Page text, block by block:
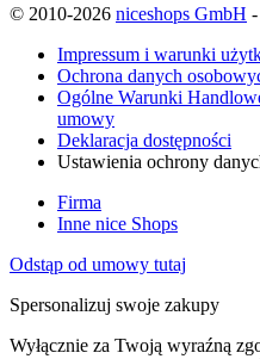
© 2010-2026 niceshops GmbH
Impressum i warunki
Ochrona danych
Ogólne Warunki
umowy
Deklaracja dostępności
Ustawienia ochrony
Firma
Inne nice Shops
Odstąp od umowy tutaj
Spersonalizuj swoje zakupy
Wyłącznie za Twoją wyraźną